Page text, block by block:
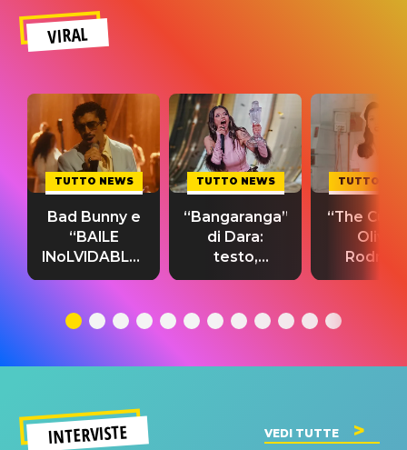
VIRAL
TUTTO NEWS
Bad Bunny e
“BAILE
INoLVIDABLE”:
testo,
significato
TUTTO NEWS
“Bangaranga”
di Dara:
testo,
traduzione e
del singolo
TUTTO
“The
Olivia
testo,
INTERVISTE VEDI TUTTE